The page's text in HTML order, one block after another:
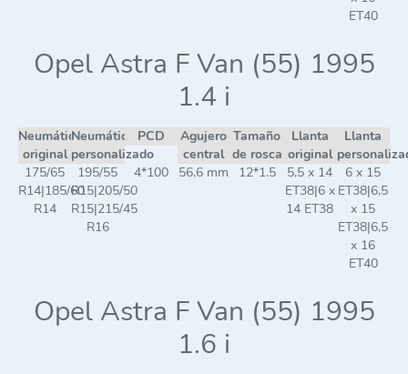
ET40
Opel Astra F Van (55) 1995
1.4 i
Neumático
original
Neumático
personalizado
PCD
Agujero
central
Tamaño
de rosca
Llanta
original
Llanta
175/65
R14|185/60
R14
195/55
R15|205/50
R15|215/45
R16
4*100 56,6 mm 12*1.5
5,5 x 14
ET38|6 x
14 ET38
6 x 15
ET38|6,5
x 15
ET38|6,5
x 16
ET40
Opel Astra F Van (55) 1995
1.6 i